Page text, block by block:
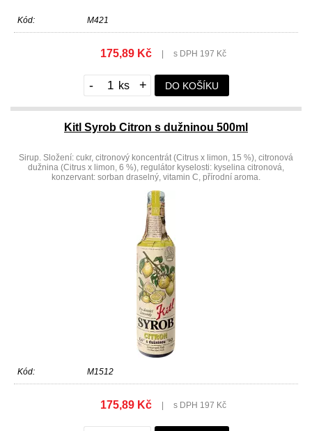
Kód: M421
175,89 Kč s DPH 197 Kč
- + DO KOŠÍKU
Kitl Syrob Citron s dužninou 500ml
Sirup. Složení: cukr, citronový koncentrát (Citrus x limon, 15 %), citronová
dužnina (Citrus x limon, 6 %), regulátor kyselosti: kyselina citronová,
konzervant: sorban draselný, vitamin C, přírodní aroma.
Kód: M1512
175,89 Kč s DPH 197 Kč